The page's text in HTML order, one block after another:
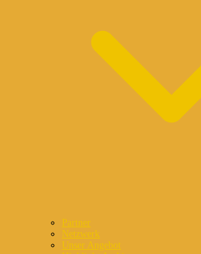
Partner
Netzwerk
Unser Angebot